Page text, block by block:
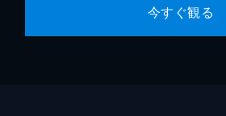
今すぐ観る